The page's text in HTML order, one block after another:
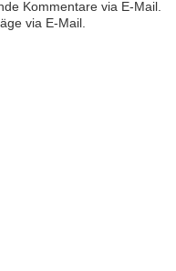
Kommentare via E-Mail.
via E-Mail.